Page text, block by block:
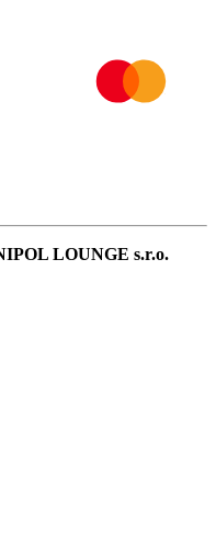
LOUNGE s.r.o.